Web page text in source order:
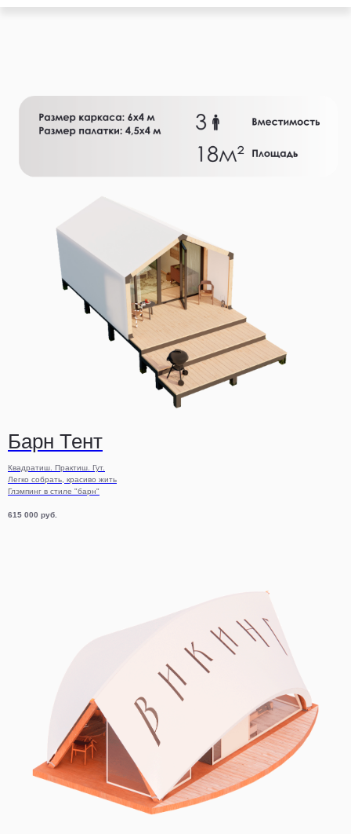
Барн Тент
Квадратиш. Практиш. Гут.
Легко собрать, красиво жить
Глэмпинг в стиле "барн"
615 000 руб.